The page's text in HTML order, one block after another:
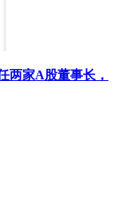
两家A股董事长，